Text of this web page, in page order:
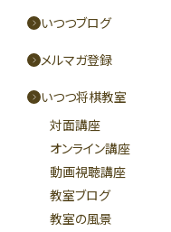
いつつブログ
メルマガ登録
いつつ将棋教室
対面講座
オンライン講座
動画視聴講座
教室ブログ
教室の風景